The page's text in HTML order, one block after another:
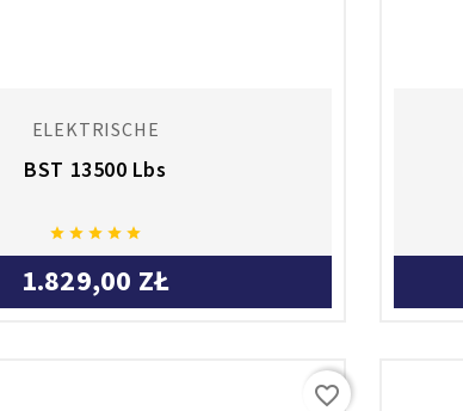
ELEKTRISCHE
BST 13500 Lbs
    
1.829,00 ZŁ
favorite_border